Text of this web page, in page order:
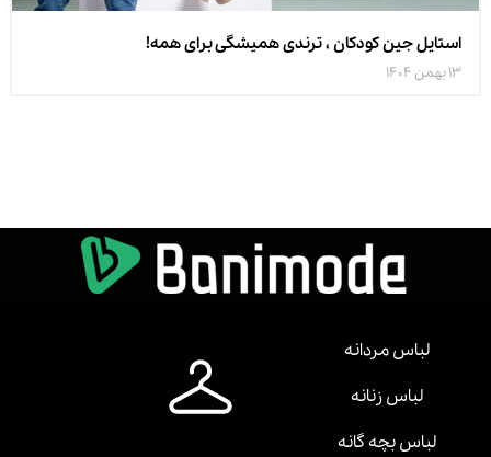
استایل جین کودکان ، ترندی همیشگی برای همه!
13 بهمن 1404
لباس مردانه
لباس زنانه
لباس بچه گانه